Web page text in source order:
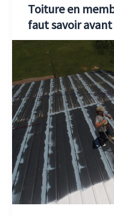
Toiture en
faut savoir